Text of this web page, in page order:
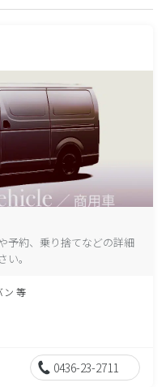
予約、乗り捨てなどの詳細
。
ン 等
0436-23-2711